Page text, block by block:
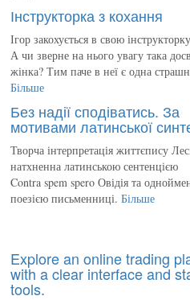
Інструкторка з кохання
Ігор закохується в свою
А чи зверне на нього увагу така
жінка? Тим паче в неї є одна
Більше
Без надії сподіватись. За
мотивами латинської
Творча інтерпретація життєпису
натхненна латинською сентенцією
Contra spem spero Овідія та
поезією письменниці. Більше
Explore an online trading
with a clear interface and
tools.